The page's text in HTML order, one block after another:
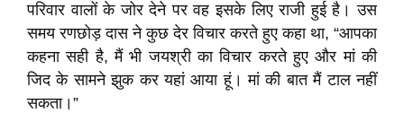
परिवार वालों के जोर देने पर वह इसके लिए राजी हुई है। उस
समय रणछोड़ दास ने कुछ देर विचार करते हुए कहा था, “आपका
कहना सही है, मैं भी जयश्री का विचार करते हुए और मां की
जिद के सामने झुक कर यहां आया हूं। मां की बात मैं टाल नहीं
सकता।”